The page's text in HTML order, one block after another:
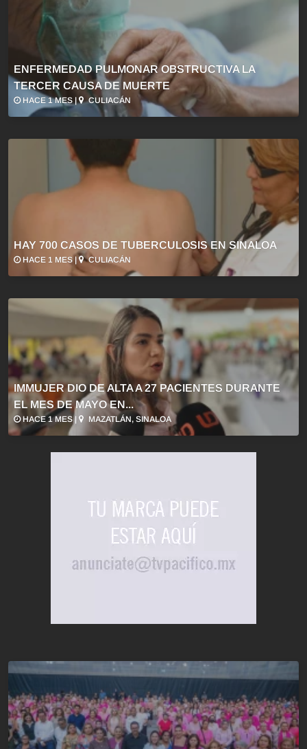
ENFERMEDAD PULMONAR OBSTRUCTIVA LA
TERCER CAUSA DE MUERTE
HACE 1 MES | CULIACÁN
HAY 700 CASOS DE TUBERCULOSIS EN SINALOA
HACE 1 MES | CULIACÁN
IMMUJER DIO DE ALTA A 27 PACIENTES DURANTE
EL MES DE MAYO EN...
HACE 1 MES | MAZATLÁN, SINALOA